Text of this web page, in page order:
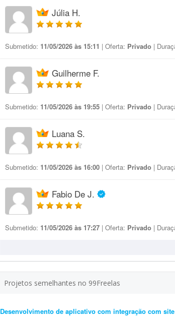
Júlia H.
Submetido: 11/05/2026 às 15:11 | Oferta: Privado |
Guilherme F.
Submetido: 11/05/2026 às 19:55 | Oferta: Privado |
Luana S.
Submetido: 11/05/2026 às 16:00 | Oferta: Privado |
Fabio De J.
Submetido: 11/05/2026 às 17:27 | Oferta: Privado |
Projetos semelhantes no 99Freelas
Desenvolvimento de aplicativo com integração com site